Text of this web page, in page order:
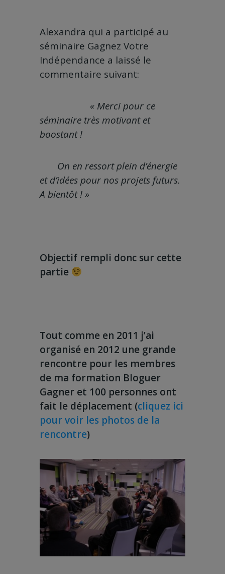
Alexandra qui a participé au
séminaire Gagnez Votre
Indépendance a laissé le
commentaire suivant:
« Merci pour ce
séminaire très motivant et
boostant !
On en ressort plein d’énergie
et d’idées pour nos projets futurs.
A bientôt ! »
Objectif rempli donc sur cette
partie
Tout comme en 2011 j’ai
organisé en 2012 une grande
rencontre pour les membres
de ma formation Bloguer
Gagner et 100 personnes ont
fait le déplacement (cliquez ici
pour voir les photos de la
rencontre)